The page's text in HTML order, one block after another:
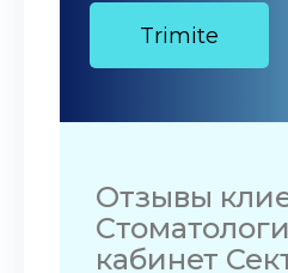
Отзывы
кабинет